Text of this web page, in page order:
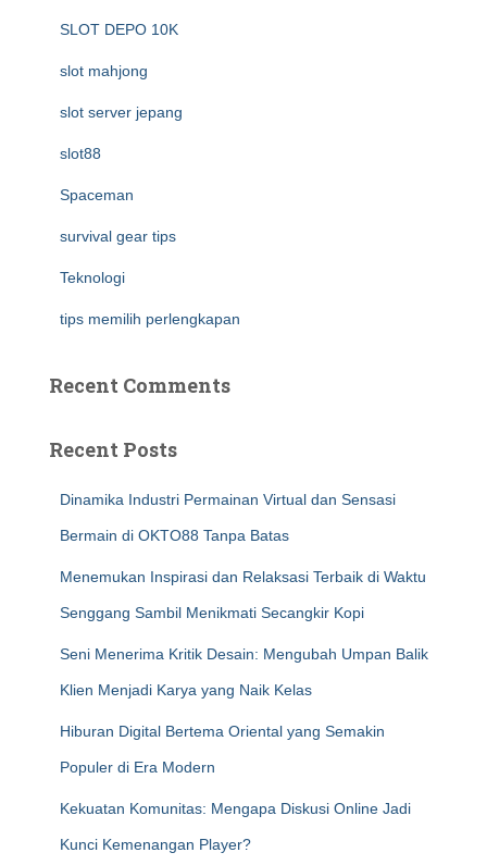
SLOT DEPO 10K
slot mahjong
slot server jepang
slot88
Spaceman
survival gear tips
Teknologi
tips memilih perlengkapan
Recent Comments
Recent Posts
Dinamika Industri Permainan Virtual dan Sensasi
Bermain di OKTO88 Tanpa Batas
Menemukan Inspirasi dan Relaksasi Terbaik di Waktu
Senggang Sambil Menikmati Secangkir Kopi
Seni Menerima Kritik Desain: Mengubah Umpan Balik
Klien Menjadi Karya yang Naik Kelas
Hiburan Digital Bertema Oriental yang Semakin
Populer di Era Modern
Kekuatan Komunitas: Mengapa Diskusi Online Jadi
Kunci Kemenangan Player?